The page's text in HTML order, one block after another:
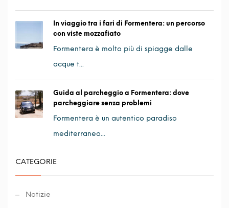
In viaggio tra i fari di Formentera: un percorso
con viste mozzafiato
Formentera è molto più di spiagge dalle
acque t...
Guida al parcheggio a Formentera: dove
parcheggiare senza problemi
Formentera è un autentico paradiso
mediterraneo...
CATEGORIE
Notizie